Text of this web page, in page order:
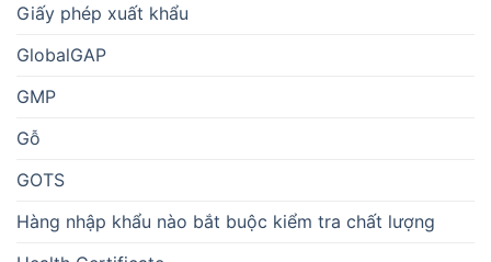
Giấy phép xuất khẩu
GlobalGAP
GMP
Gỗ
GOTS
Hàng nhập khẩu nào bắt buộc kiểm tra chất lượng